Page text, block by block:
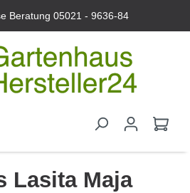
Beratung05021 - 9636-84
Lasita Maja